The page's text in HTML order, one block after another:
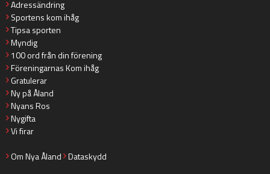
Adressändring
Sportens kom ihåg
Tipsa sporten
Myndig
100 ord från din förening
Föreningarnas Kom ihåg
Gratulerar
Ny på Åland
Nyans Ros
Nygifta
Vi firar
Om Nya Åland Dataskydd